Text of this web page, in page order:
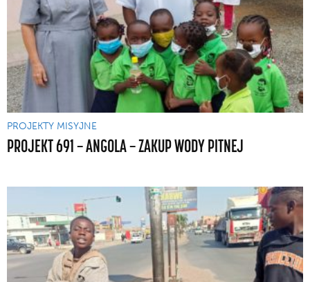
PROJEKTY MISYJNE
PROJEKT 691 — ANGOLA — ZAKUP WODY PITNEJ